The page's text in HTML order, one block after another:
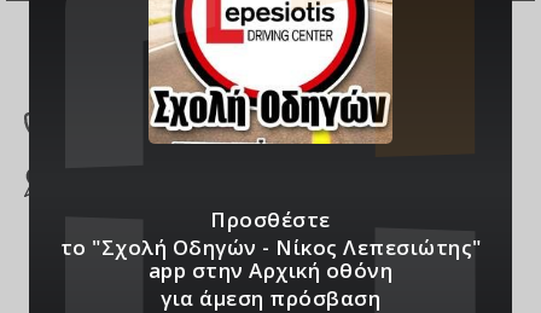
Βλέπουν τώρα:1
694 293 5099
Προσθέστε
το "Σχολή Οδηγών - Νίκος Λεπεσιώτης"
app στην Αρχική οθόνη
για άμεση πρόσβαση